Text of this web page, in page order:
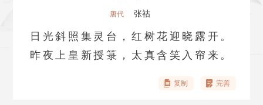
唐代 张祜
日光斜照集灵台，红树花迎晓露开。
昨夜上皇新授箓，太真含笑入帘来。
复制 完善